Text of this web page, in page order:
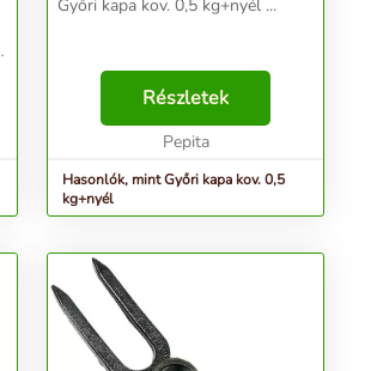
Győri kapa kov. 0,5 kg+nyél ...
Részletek
Pepita
Hasonlók, mint Győri kapa kov. 0,5
kg+nyél